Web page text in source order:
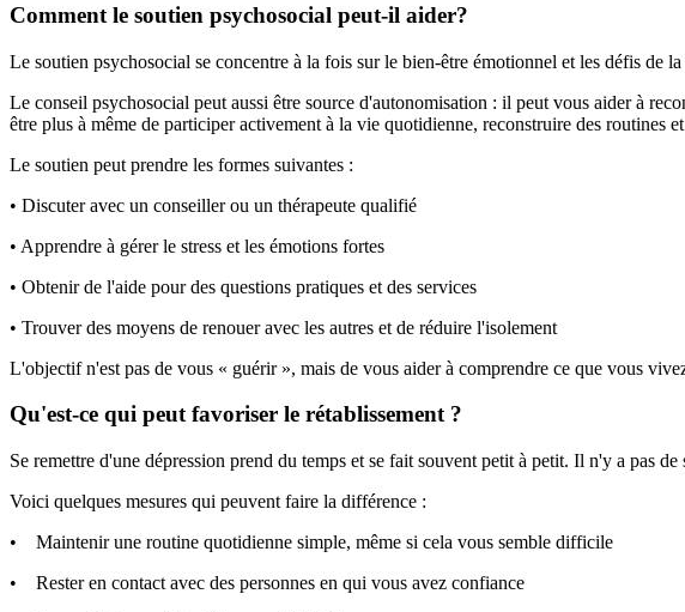
Comment le soutien psychosocial peut-il aider?
Le soutien psychosocial se concentre à la fois sur le bien-être émotionnel et les défis de
Le conseil psychosocial peut aussi être source d'autonomisation : il peut vous aider à
être plus à même de participer activement à la vie quotidienne, reconstruire des routines
Le soutien peut prendre les formes suivantes :
• Discuter avec un conseiller ou un thérapeute qualifié
• Apprendre à gérer le stress et les émotions fortes
• Obtenir de l'aide pour des questions pratiques et des services
• Trouver des moyens de renouer avec les autres et de réduire l'isolement
L'objectif n'est pas de vous « guérir », mais de vous aider à comprendre ce que vous
Qu'est-ce qui peut favoriser le rétablissement ?
Se remettre d'une dépression prend du temps et se fait souvent petit à petit. Il n'y a pas
Voici quelques mesures qui peuvent faire la différence :
• Maintenir une routine quotidienne simple, même si cela vous semble difficile
• Rester en contact avec des personnes en qui vous avez confiance